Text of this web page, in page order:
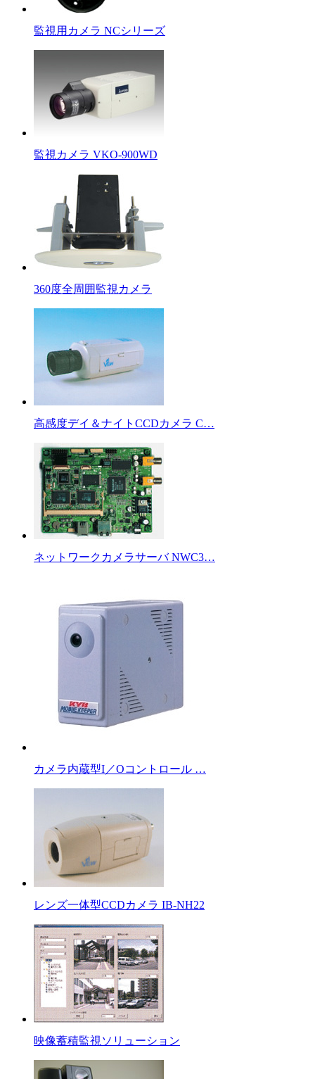
監視用カメラ NCシリーズ
監視カメラ VKO-900WD
360度全周囲監視カメラ
高感度デイ＆ナイトCCDカメラ C…
ネットワークカメラサーバ NWC3…
カメラ内蔵型I／Oコントロール …
レンズ一体型CCDカメラ IB-NH22
映像蓄積監視ソリューション